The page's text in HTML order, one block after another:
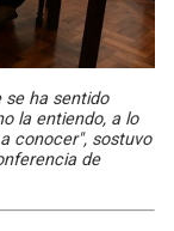
se ha sentido
la entiendo, a lo
conocer", sostuvo
de